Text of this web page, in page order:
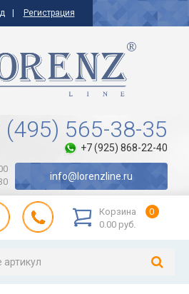
Регистрация
(495) 565-38-35
+7 (925) 868-22-40
info@lorenzline.ru
Корзина
0
0.00 руб.